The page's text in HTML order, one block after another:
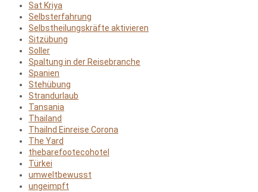
Sat Kriya
Selbsterfahrung
Selbstheilungskräfte aktivieren
Sitzübung
Soller
Spaltung in der Reisebranche
Spanien
Stehübung
Strandurlaub
Tansania
Thailand
Thailnd Einreise Corona
The Yard
thebarefootecohotel
Türkei
umweltbewusst
ungeimpft